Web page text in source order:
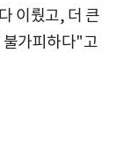
이뤘고, 더 큰
가피하다"고